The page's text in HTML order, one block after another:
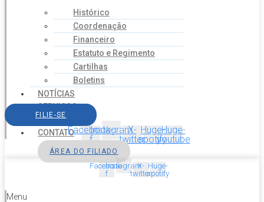
Histórico
Coordenação
Financeiro
Estatuto e Regimento
Cartilhas
Boletins
NOTÍCIAS
SERVIÇOS
AGENDA
CONTATO
FILIE-SE
Facebook-
f
InstagramX-
twitter
Huge-
spotify
Huge-
youtube
ÁREA DO FILIADO
Facebook-
f
InstagramX-
twitter
Huge-
spotify
Menu